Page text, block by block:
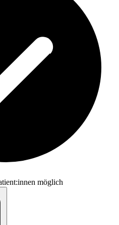
möglich